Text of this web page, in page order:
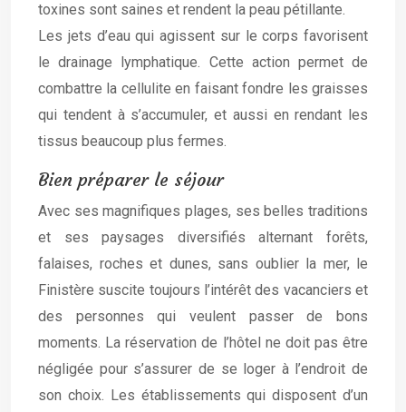
toxines sont saines et rendent la peau pétillante.
Les jets d’eau qui agissent sur le corps favorisent
le drainage lymphatique. Cette action permet de
combattre la cellulite en faisant fondre les graisses
qui tendent à s’accumuler, et aussi en rendant les
tissus beaucoup plus fermes.
Bien préparer le séjour
Avec ses magnifiques plages, ses belles traditions
et ses paysages diversifiés alternant forêts,
falaises, roches et dunes, sans oublier la mer, le
Finistère suscite toujours l’intérêt des vacanciers et
des personnes qui veulent passer de bons
moments. La réservation de l’hôtel ne doit pas être
négligée pour s’assurer de se loger à l’endroit de
son choix. Les établissements qui disposent d’un